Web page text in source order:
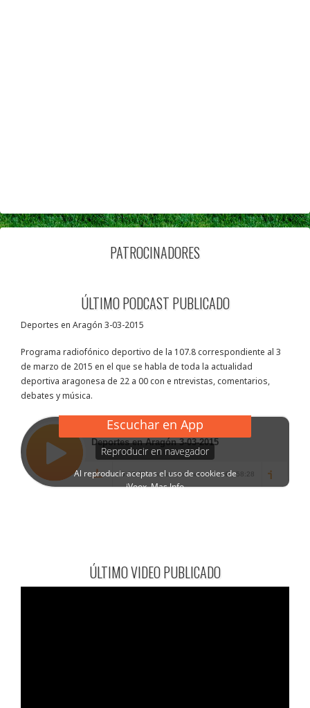
PATROCINADORES
ÚLTIMO PODCAST PUBLICADO
Deportes en Aragón 3-03-2015
Programa radiofónico deportivo de la 107.8 correspondiente al 3
de marzo de 2015 en el que se habla de toda la actualidad
deportiva aragonesa de 22 a 00 con e ntrevistas, comentarios,
debates y música.
ÚLTIMO VIDEO PUBLICADO